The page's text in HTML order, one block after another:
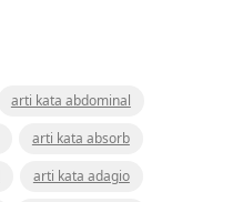
arti kata abdominal
arti kata absorb
arti kata adagio